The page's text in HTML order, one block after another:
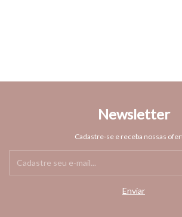
Newsletter
Cadastre-se e receba nossas